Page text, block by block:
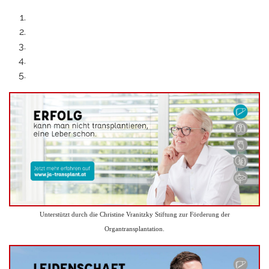
Unterstützt durch die Christine Vranitzky Stiftung zur Förderung der
Organtransplantation.